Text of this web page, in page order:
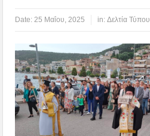
Date: 25 Μαΐου, 2025 in:Δελτία Τύπου